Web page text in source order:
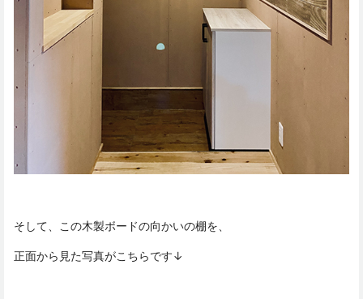
そして、この木製ボードの向かいの棚を、
正面から見た写真がこちらです↓